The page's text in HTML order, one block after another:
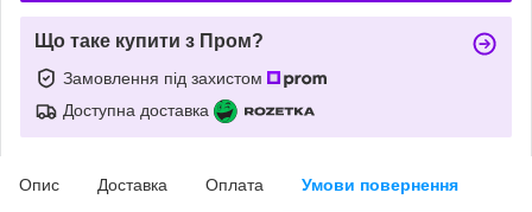
Що таке купити з Пром?
Замовлення під захистом
Доступна доставка
Опис Доставка Оплата Умови повернення